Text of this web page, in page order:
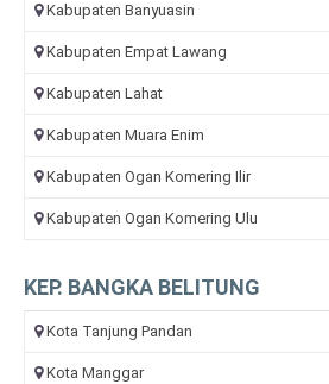
Kabupaten Banyuasin
Kabupaten Empat Lawang
Kabupaten Lahat
Kabupaten Muara Enim
Kabupaten Ogan Komering Ilir
Kabupaten Ogan Komering Ulu
KEP. BANGKA BELITUNG
Kota Tanjung Pandan
Kota Manggar